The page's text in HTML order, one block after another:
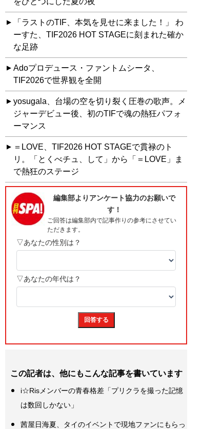
「ラストのTIF、本気を見せに来ました！」 わ
ーすた、TIF2026 HOT STAGEに刻まれた確か
な足跡
Adoプロデュース・ファントムシータ、
TIF2026で世界観を全開
yosugala、台場の空を切り裂く圧巻の歌声。メ
ジャーデビュー後、初のTIFで魂の熱狂パフォ
ーマンス
＝LOVE、TIF2026 HOT STAGEで貫禄のト
リ。「とくべチュ、して」から「＝LOVE」ま
で熱狂のステージ
この記者は、他にもこんな記事を書いています
i☆Risメンバーの青春格差「プリクラを撮った記憶
は数回しかない」
茜屋日海夏、タイのイベントで現地ファンにもらっ